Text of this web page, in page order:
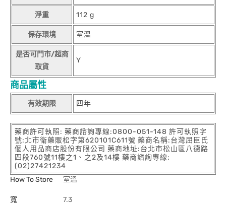
淨重 112 g
保存環境 室溫
是否可門市/超商
取貨
Y
商品屬性
有效期限 四年
藥商許可執照: 藥商諮詢專線:0800-051-148 許可執照字
號:北市衛藥販松字第620101C611號 藥商名稱:台灣屈臣氏
個人用品商店股份有限公司 藥商地址:台北市松山區八德路
四段760號11樓之1、之2及14樓 藥商諮詢專線:
(02)27421234
How To Store
室溫
寬 7.3